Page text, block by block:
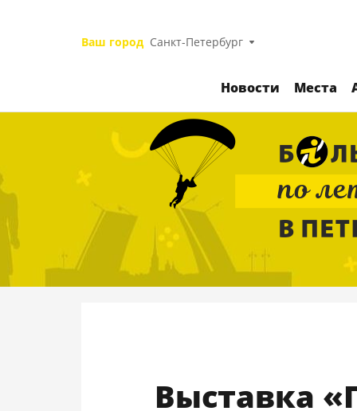
Ваш город Санкт-Петербург
Новости Места
Выставка